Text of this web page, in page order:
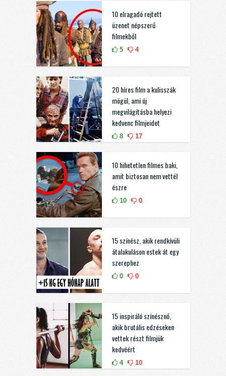
10 elragadó rejtett
üzenet népszerű
filmekből
5 4
20 híres film a kulisszák
mögül, ami új
megvilágításba helyezi
kedvenc filmjeidet
8 17
10 hihetetlen filmes baki,
amit biztosan nem vettél
észre
10 0
15 színész, akik rendkívüli
átalakuláson estek át egy
szerephez
0 0
15 inspiráló színésznő,
akik brutális edzéseken
vettek részt filmjük
kedvéért
4 10